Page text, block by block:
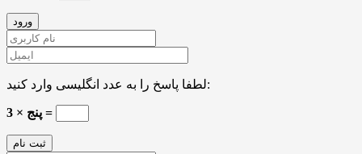
لطفا پاسخ را به عدد انگلیسی وارد کنید:
3 × پنج =